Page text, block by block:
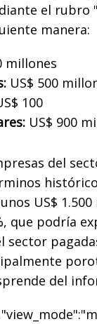
el rubro
manera:
millones
US$ 500
100
US$ 900
del
US$
que podría
sector
del